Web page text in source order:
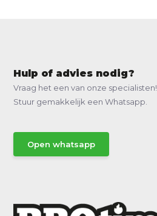
Hulp of advies nodig?
Vraag het een van onze specialisten!
Stuur gemakkelijk een Whatsapp.
Open whatsapp